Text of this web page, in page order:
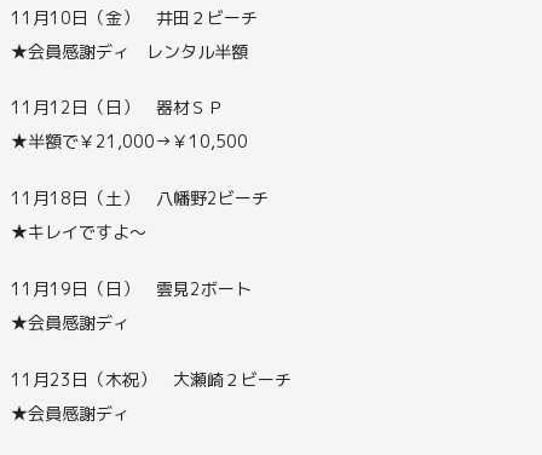
11月10日（金） 井田２ビーチ
★会員感謝ディ レンタル半額
11月12日（日） 器材ＳＰ
★半額で￥21,000→￥10,500
11月18日（土） 八幡野2ビーチ
★キレイですよ～
11月19日（日） 雲見2ボート
★会員感謝ディ
11月23日（木祝） 大瀬崎２ビーチ
★会員感謝ディ